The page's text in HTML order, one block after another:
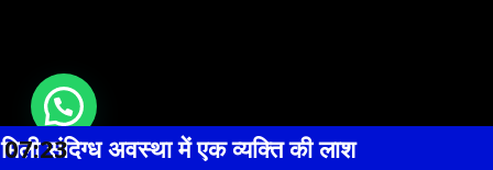
व्यक्ति की लाश लाइन हाजिर हुए चौकी
07:23